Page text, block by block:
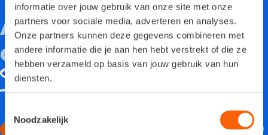
informatie over jouw gebruik van onze site met onze
partners voor sociale media, adverteren en analyses.
Onze partners kunnen deze gegevens combineren met
andere informatie die je aan hen hebt verstrekt of die ze
hebben verzameld op basis van jouw gebruik van hun
diensten.
Noodzakelijk
Al 175.000+
ondernemers kiezen
Snelstart
Gebruiksvriendelijke software om bedrijfsprocessen te